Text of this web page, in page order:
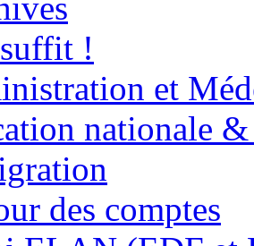
!
et
nationale
des comptes